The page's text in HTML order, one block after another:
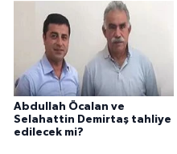
Abdullah Öcalan ve
Selahattin Demirtaş tahliye
edilecek mi?